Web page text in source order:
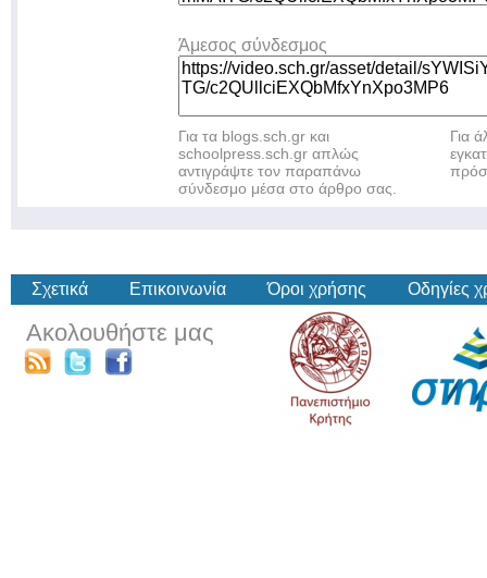
Άμεσος σύνδεσμος
Για τα blogs.sch.gr και
schoolpress.sch.gr απλώς
αντιγράψτε τον παραπάνω
σύνδεσμο μέσα στο άρθρο σας.
Για
Σχετικά Επικοινωνία Όροι χρήσης Οδηγίες
Ακολουθήστε μας